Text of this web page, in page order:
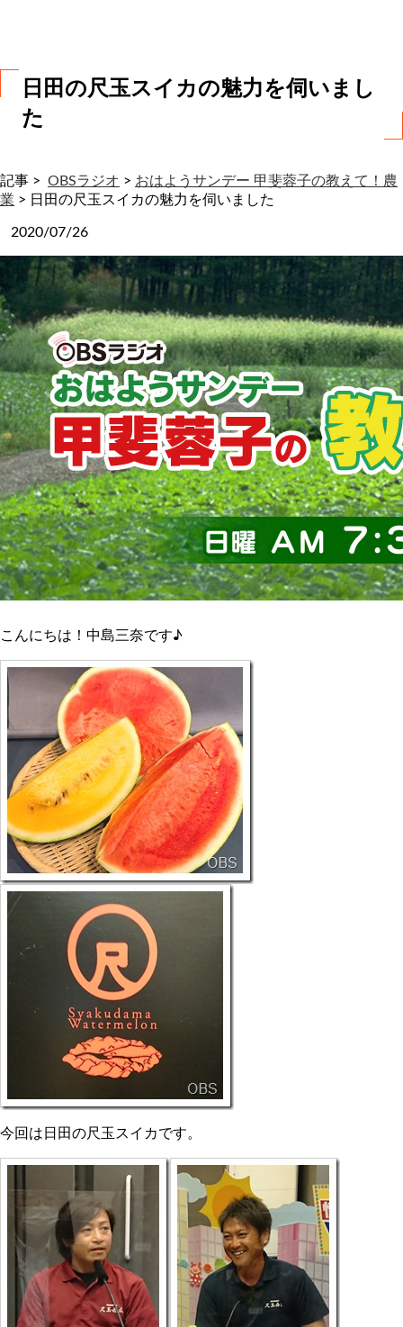
日田の尺玉スイカの魅力を伺いまし
た
記事 > OBSラジオ > おはようサンデー 甲斐蓉子の教えて！農
業 > 日田の尺玉スイカの魅力を伺いました
2020/07/26
こんにちは！中島三奈です♪
今回は日田の尺玉スイカです。